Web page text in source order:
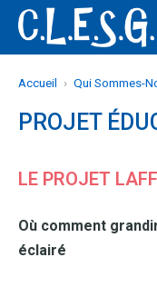
Aller
contenu
C.L.E.S.G
Accueil Qui Sommes-
PROJET
LE PROJET
Où comment
éclairé